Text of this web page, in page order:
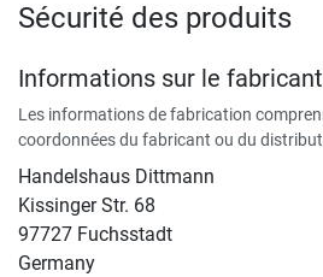
Sécurité des produits
Informations sur le fabricant
Les informations de fabrication
coordonnées du fabricant ou du
Handelshaus Dittmann
Kissinger Str. 68
97727 Fuchsstadt
Germany